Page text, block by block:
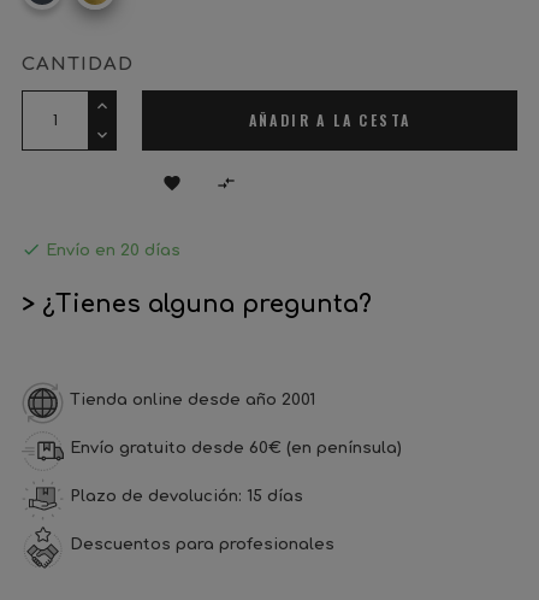
CANTIDAD
AÑADIR A LA CESTA
 
 Envío en 20 días
> ¿Tienes alguna pregunta?
Tienda online desde año 2001
Envío gratuito desde 60€ (en península)
Plazo de devolución: 15 días
Descuentos para profesionales